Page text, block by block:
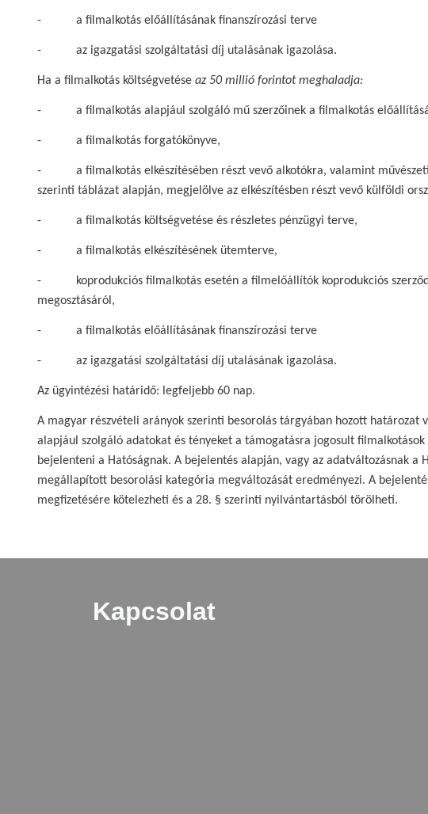
- a filmalkotás előállításának finanszírozási terve
- az igazgatási szolgáltatási díj utalásának igazolása.
Ha a filmalkotás költségvetése az 50 millió forintot meghaladja:
- a filmalkotás alapjául szolgáló mű szerzőinek a filmalkotás
- a filmalkotás forgatókönyve,
- a filmalkotás elkészítésében részt vevő alkotókra, valamint művészeti
szerinti táblázat alapján, megjelölve az elkészítésben részt vevő külföldi
- a filmalkotás költségvetése és részletes pénzügyi terve,
- a filmalkotás elkészítésének ütemterve,
- koprodukciós filmalkotás esetén a filmelőállítók koprodukciós
megosztásáról,
- a filmalkotás előállításának finanszírozási terve
- az igazgatási szolgáltatási díj utalásának igazolása.
Az ügyintézési határidő: legfeljebb 60 nap.
A magyar részvételi arányok szerinti besorolás tárgyában hozott
alapjául szolgáló adatokat és tényeket a támogatásra jogosult
bejelenteni a Hatóságnak. A bejelentés alapján, vagy az adatváltozásnak
megállapított besorolási kategória megváltozását eredményezi. A
megfizetésére kötelezheti és a 28. § szerinti nyilvántartásból törölheti.
Kapcsolat